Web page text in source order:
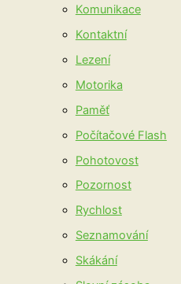
Komunikace
Kontaktní
Lezení
Motorika
Paměť
Počítačové Flash
Pohotovost
Pozornost
Rychlost
Seznamování
Skákání